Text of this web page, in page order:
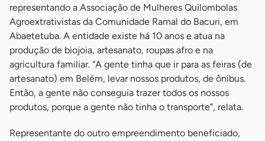
representando a Associação de Mulheres Quilombolas
Agroextrativistas da Comunidade Ramal do Bacuri, em
Abaetetuba. A entidade existe há 10 anos e atua na
produção de biojoia, artesanato, roupas afro e na
agricultura familiar. “A gente tinha que ir para as feiras (de
artesanato) em Belém, levar nossos produtos, de ônibus.
Então, a gente não conseguia trazer todos os nossos
produtos, porque a gente não tinha o transporte”, relata.
Representante do outro empreendimento beneficiado,